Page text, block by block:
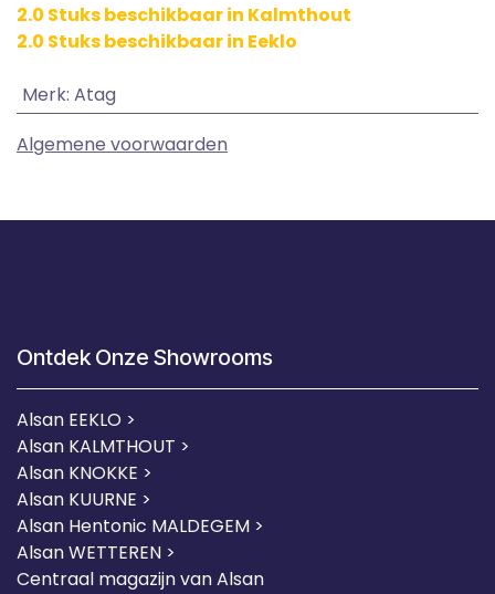
2.0 Stuks beschikbaar in Kalmthout
2.0 Stuks beschikbaar in Eeklo
Merk: Atag
Algemene voorwaarden
Ontdek Onze Showrooms
Alsan EEKLO >
Alsan KALMTHOUT >
Alsan KNOKKE >
Alsan KUURNE >
Alsan Hentonic MALDEGEM >
Alsan WETTEREN >
Centraal magazijn van Alsan